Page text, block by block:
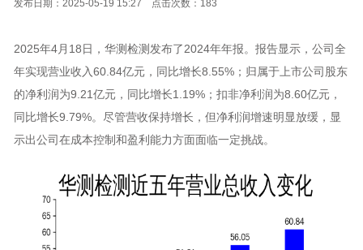
发布日期：2025-05-19 15:27 点击次数：183
2025年4月18日，华测检测发布了2024年年报。报告显示，公司全
年实现营业收入60.84亿元，同比增长8.55%；归属于上市公司股东
的净利润为9.21亿元，同比增长1.19%；扣非净利润为8.60亿元，
同比增长9.79%。尽管营收保持增长，但净利润增速明显放缓，显
示出公司在成本控制和盈利能力方面面临一定挑战。